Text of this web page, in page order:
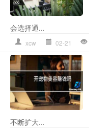
会选择通...
xcw 02-21
不断扩大...